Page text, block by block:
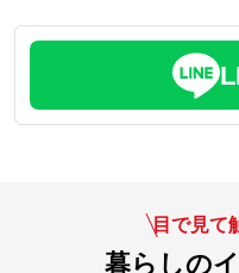
目で見て
暮らしの